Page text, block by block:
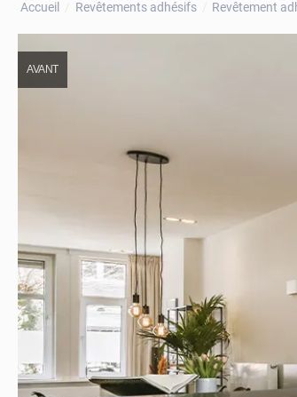
Accueil Revêtements adhésifs Revêtement
AVANT